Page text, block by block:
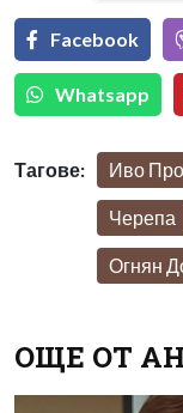
Facebook
Whatsapp
Тагове: Иво
Черепа
Огнян
ОЩЕ ОТ